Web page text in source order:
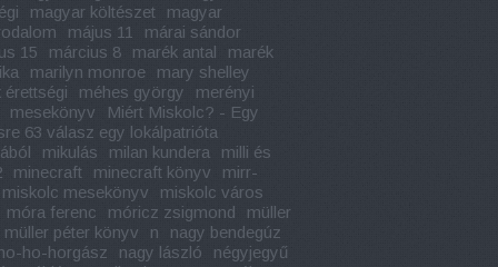
magyar költészet
magyar
május 11
márai sándor
15
március 8 marék antal
marék
marilyn monroe
mary shelley
érettségi
méhes györgy
merényi
mesekönyv
Miért Miskolc? - Egy
63 válasz egy lokálpatrióta
mikulás milan kundera
milli és
minecraft minecraft könyv
mirr-
miskolc mesekönyv
miskolc város
móra ferenc móricz zsigmond
müller
müller péter könyv n
nagy bendegúz
ho-horgász
nagy lászló
négyjegyű